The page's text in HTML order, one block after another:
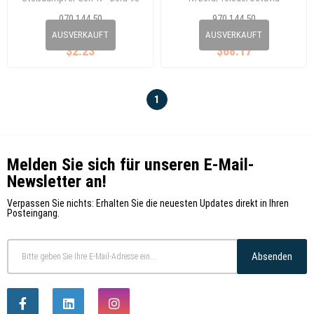
AUSVERKAUFT
070 144 50
$2.23
1J0 513 425 AUSVERKAUFT
970 144 50
$68.17
1J0 513 025 BG
1
Melden Sie sich für unseren E-Mail-
Newsletter an!
Verpassen Sie nichts: Erhalten Sie die neuesten Updates direkt in Ihren
Posteingang.
Absenden